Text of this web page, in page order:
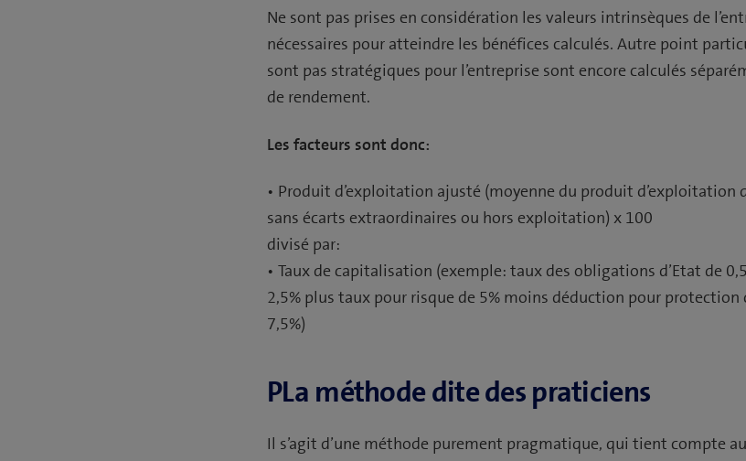
Ne sont pas prises en considération les valeurs intrinsèques de
nécessaires pour atteindre les bénéfices calculés. Autre point
sont pas stratégiques pour l’entreprise sont encore calculés
de rendement.
Les facteurs sont donc:
• Produit d’exploitation ajusté (moyenne du produit d’exploitation
sans écarts extraordinaires ou hors exploitation) x 100
divisé par:
• Taux de capitalisation (exemple: taux des obligations d’Etat de
2,5% plus taux pour risque de 5% moins déduction pour protection
7,5%)
PLa méthode dite des praticiens
Il s’agit d’une méthode purement pragmatique, qui tient compte